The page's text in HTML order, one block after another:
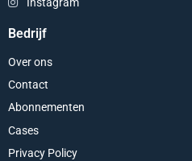
Bedrijf
Over ons
Contact
Abonnementen
Cases
Privacy Policy